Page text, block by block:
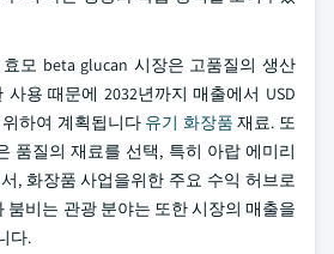
모 beta glucan 시장은 고품질의 생산
용 때문에 2032년까지 매출에서 USD
하여 계획됩니다 유기 화장품 재료. 또
품질의 재료를 선택, 특히 아랍 에미리
, 화장품 사업을위한 주요 수익 허브로
붐비는 관광 분야는 또한 시장의 매출을
다.